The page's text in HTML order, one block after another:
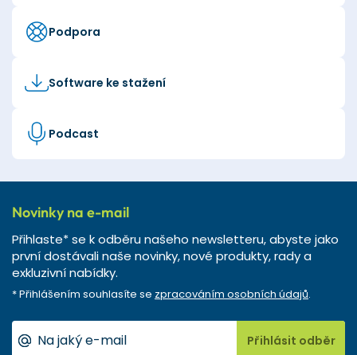
Podpora
Software ke stažení
Podcast
Novinky na e-mail
Přihlaste* se k odběru našeho newsletteru, abyste jako
první dostávali naše novinky, nové produkty, rady a
exkluzivní nabídky.
* Přihlášením souhlasíte se zpracováním osobních údajů.
Přihlásit odběr